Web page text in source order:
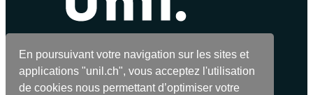
En poursuivant votre navigation sur les sites et
applications "unil.ch", vous acceptez l'utilisation
de cookies nous permettant d’optimiser votre
Intelligence artificielle — Regards sur l'IA à
l'UNIL